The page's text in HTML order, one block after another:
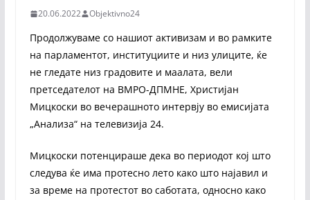
20.06.2022 Objektivno24
Продолжуваме со нашиот активизам и во рамките
на парламентот, институциите и низ улиците, ќе
не гледате низ градовите и маалата, вели
претседателот на ВМРО-ДПМНЕ, Христијан
Мицкоски во вечерашното интервју во емисијата
„Анализа“ на телевизија 24.
Мицкоски потенцираше дека во периодот кој што
следува ќе има протесно лето како што најавил и
за време на протестот во саботата, односно како